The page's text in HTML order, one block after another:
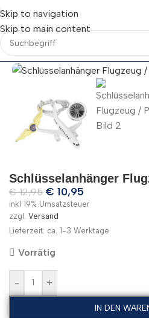
Skip to navigation
Skip to main content
Schlüsselanhänger
€12,95 € 10,95
inkl 19% Umsatzsteuer
zzgl. Versand
Lieferzeit: ca. 1-3 Werktage
Vorrätig
- +
IN DEN